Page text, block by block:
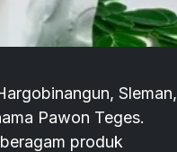
Sleman,
Pawon Teges.
produk